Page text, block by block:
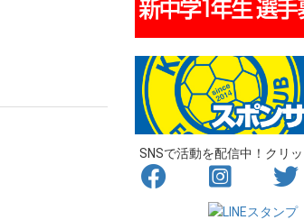
SNSで活動を配信中！クリッ